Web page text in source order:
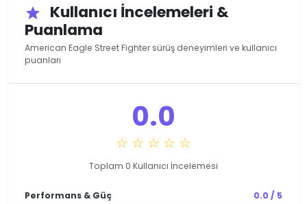
star
Kullanıcı İncelemeleri &
Puanlama
American Eagle Street Fighter sürüş deneyimleri ve kullanıcı
puanları
0.0
☆ ☆ ☆ ☆ ☆
Toplam 0 Kullanıcı İncelemesi
Performans & Güç 0.0 / 5